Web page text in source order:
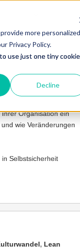
more personalized
Privacy Policy.
use just one tiny cookie
Decline
Organisation ein
wie Veränderungen
Selbstsicherheit
, Lean